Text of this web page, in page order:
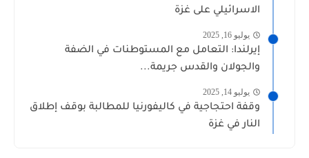
الاسرائيلي على غزة
يوليو 16, 2025
إيرلندا: التعامل مع المستوطنات في الضفة
والجولان والقدس جريمة...
يوليو 14, 2025
وقفة احتجاجية في كاليفورنيا للمطالبة بوقف إطلاق
النار في غزة